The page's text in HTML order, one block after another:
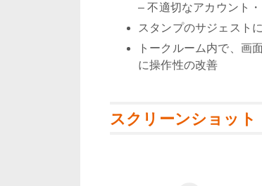
– 不適切なアカウント
スタンプのサジェスト
トークルーム内で、画
に操作性の改善
スクリーンショット